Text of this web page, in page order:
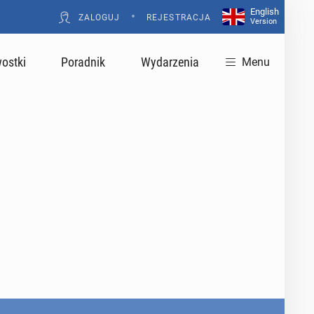
ZALOGUJ • REJESTRACJA
English
Version
Poradnik Wydarzenia Menu